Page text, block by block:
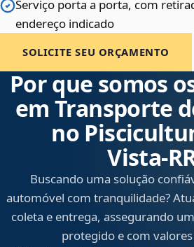
Serviço porta a porta, com
endereço indicado
SOLICITE SEU ORÇAMENTO
Por que somos
em Transporte
no
Buscando uma solução
automóvel com tranquilidade?
coleta e entrega, assegurando
protegido e com valores